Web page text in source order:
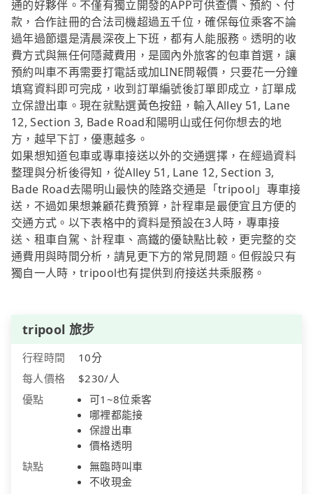
通的好夥伴。不僅有獨立開發的APP可供查價、預約、付
款，合作註冊的合法司機超過五千位，確保每位乘客不論
過年過節還是清晨深夜上下班，都有人能服務。透明的收
費方式與無任何隱藏費用，是國內外旅客的包車首選，讓
預約叫車不再需要打電話或加LINE問報價，只要花一分鐘
填寫資料即可完成，收到訂單編號後訂單即成立，訂單成
立保證出車。現在就點選黃色按鈕，輸入Alley 51, Lane
12, Section 3, Bade Road和陽明山或任何你想去的地
方，越早下訂，優惠越多。
如果想知道包車或專車接送以外的交通選擇，在經過資料
整理與分析後得知，從Alley 51, Lane 12, Section 3,
Bade Road去陽明山最快的陸路交通是「tripool」專車接
送，不過如果想兼顧花費預算，計程車是最便宜且方便的
交通方式。以下表格中的資料是預設在3人時，專車接
送、租車自駕、計程車、高鐵的優缺點比較，更完整的交
通費用與時間分析，請見更下方的常見問題。但假設只有
獨自一人時，tripool也有提供到府接送共乘服務。
tripool 旅步
行程時間
10分
每人價格
$230/人
優點
可1~8位乘客
哪裡都能接
保證出車
價格透明
缺點
無臨時叫車
不收現金